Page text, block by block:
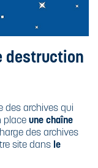
destruction
des archives qui
place une chaîne
des archives
site dans le